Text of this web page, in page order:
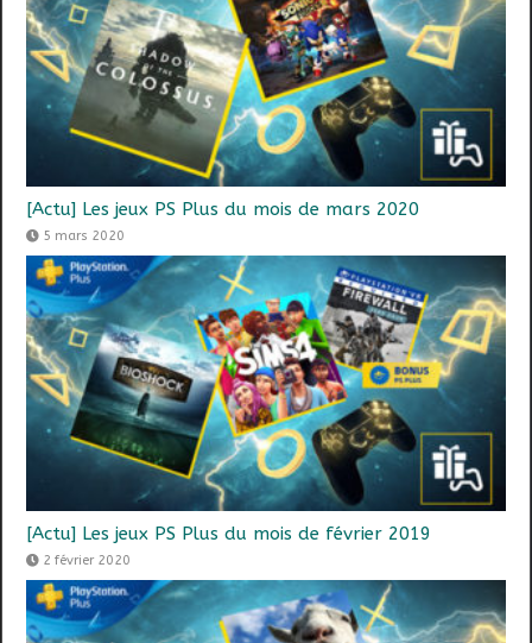
[Actu] Les jeux PS Plus du mois de mars 2020
5 mars 2020
[Actu] Les jeux PS Plus du mois de février 2019
2 février 2020